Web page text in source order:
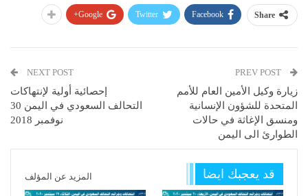
Share
Facebook
Twitter
Google+
زيارة وكيل الأمين العام للأمم
المتحدة للشؤون الإنسانية
ومنسق الإغاثة في حالات
الطوارئ الى اليمن
NEXT POST
إحصائية أولية لإنتهاكات
التحالف السعودي في اليمن 30
نوفمبر 2018
قد يعجبك ايضا المزيد عن المؤلف